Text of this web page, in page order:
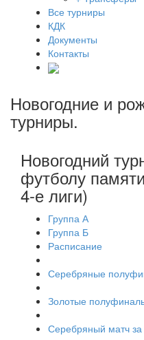
Все турниры
КДК
Документы
Контакты
Новогодние и
турниры.
Новогодний
футболу
4-е лиги)
Группа А
Группа Б
Расписание
Серебряные
Золотые
Серебряный матч